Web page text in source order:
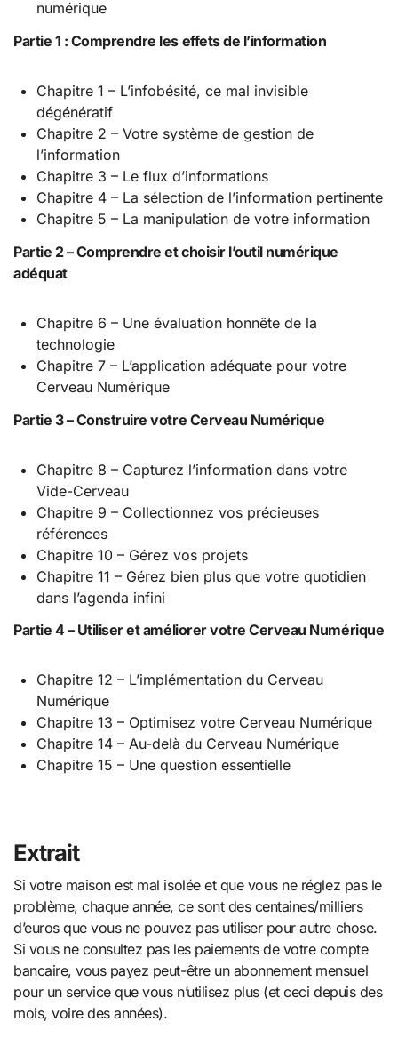
numérique
Partie 1 : Comprendre les effets de l’information
Chapitre 1 – L’infobésité, ce mal invisible
dégénératif
Chapitre 2 – Votre système de gestion de
l’information
Chapitre 3 – Le flux d’informations
Chapitre 4 – La sélection de l’information pertinente
Chapitre 5 – La manipulation de votre information
Partie 2 – Comprendre et choisir l’outil numérique
adéquat
Chapitre 6 – Une évaluation honnête de la
technologie
Chapitre 7 – L’application adéquate pour votre
Cerveau Numérique
Partie 3 – Construire votre Cerveau Numérique
Chapitre 8 – Capturez l’information dans votre
Vide-Cerveau
Chapitre 9 – Collectionnez vos précieuses
références
Chapitre 10 – Gérez vos projets
Chapitre 11 – Gérez bien plus que votre quotidien
dans l’agenda infini
Partie 4 – Utiliser et améliorer votre Cerveau Numérique
Chapitre 12 – L’implémentation du Cerveau
Numérique
Chapitre 13 – Optimisez votre Cerveau Numérique
Chapitre 14 – Au-delà du Cerveau Numérique
Chapitre 15 – Une question essentielle
Extrait
Si votre maison est mal isolée et que vous ne réglez pas le
problème, chaque année, ce sont des centaines/milliers
d’euros que vous ne pouvez pas utiliser pour autre chose.
Si vous ne consultez pas les paiements de votre compte
bancaire, vous payez peut-être un abonnement mensuel
pour un service que vous n’utilisez plus (et ceci depuis des
mois, voire des années).